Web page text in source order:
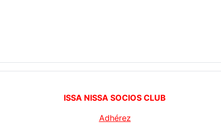
ISSA NISSA SOCIOS CLUB
Adhérez